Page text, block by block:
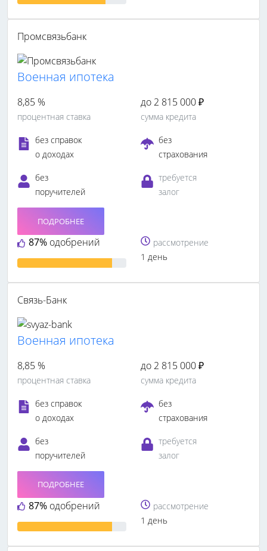
Промсвязьбанк
Военная ипотека
8,85 %
процентная ставка
до 2 815 000 ₽
сумма кредита
без справок
о доходах
без
страхования
без
поручителей
требуется
залог
87% одобрений
ПОДРОБНЕЕ
рассмотрение
1 день
Связь-Банк
Военная ипотека
8,85 %
процентная ставка
до 2 815 000 ₽
сумма кредита
без справок
о доходах
без
страхования
без
поручителей
требуется
залог
87% одобрений
ПОДРОБНЕЕ
рассмотрение
1 день